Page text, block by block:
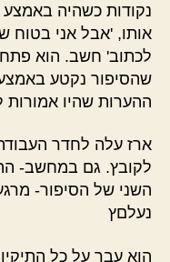
נקודות כשהיה
אותו, 'אבל אני בטוח
לכתוב' חשב. הוא
שהסיפור נקטע
ההערות שהיו אמורות
ארז עלה לחדר
לקובץ. גם במחשב-
השני של הסיפור-
נעלםץ
הוא עבר על כל